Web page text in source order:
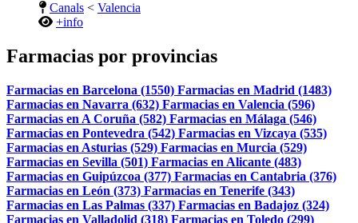
Canals < Valencia
+info
Farmacias por provincias
Farmacias en Barcelona (1550) Farmacias en Madrid (1483)
Farmacias en Navarra (632) Farmacias en Valencia (596)
Farmacias en A Coruña (582) Farmacias en Málaga (546)
Farmacias en Pontevedra (542) Farmacias en Vizcaya (535)
Farmacias en Asturias (529) Farmacias en Murcia (529)
Farmacias en Sevilla (501) Farmacias en Alicante (483)
Farmacias en Guipúzcoa (377) Farmacias en Cantabria (376)
Farmacias en León (373) Farmacias en Tenerife (343)
Farmacias en Las Palmas (337) Farmacias en Badajoz (324)
Farmacias en Valladolid (318) Farmacias en Toledo (299)